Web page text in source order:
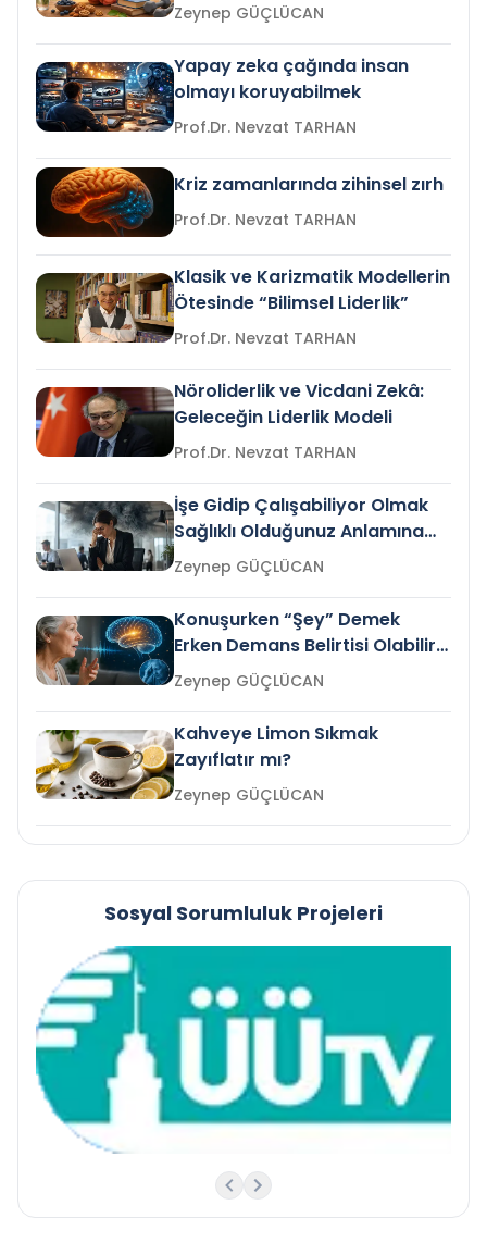
Zeynep GÜÇLÜCAN
Yapay zeka çağında insan
olmayı koruyabilmek
Prof.Dr. Nevzat TARHAN
Kriz zamanlarında zihinsel zırh
Prof.Dr. Nevzat TARHAN
Klasik ve Karizmatik Modellerin
Ötesinde “Bilimsel Liderlik”
Prof.Dr. Nevzat TARHAN
Nöroliderlik ve Vicdani Zekâ:
Geleceğin Liderlik Modeli
Prof.Dr. Nevzat TARHAN
İşe Gidip Çalışabiliyor Olmak
Sağlıklı Olduğunuz Anlamına
Gelir mi?Zeynep GÜÇLÜCAN
Konuşurken “Şey” Demek
Erken Demans Belirtisi Olabilir
mi?
Zeynep GÜÇLÜCAN
Kahveye Limon Sıkmak
Zayıflatır mı?
Zeynep GÜÇLÜCAN
Sosyal Sorumluluk Projeleri